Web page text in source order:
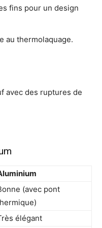
fins pour un design
au thermolaquage.
avec des ruptures de
(avec pont
élégant